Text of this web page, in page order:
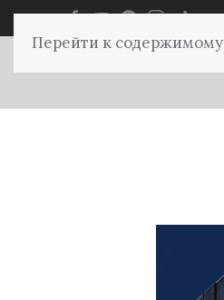
Перейти к содержимому